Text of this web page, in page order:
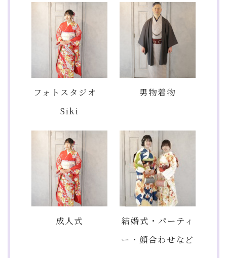
フォトスタジオ
Siki
男物着物
成人式
結婚式・パーティ
ー・顔合わせなど